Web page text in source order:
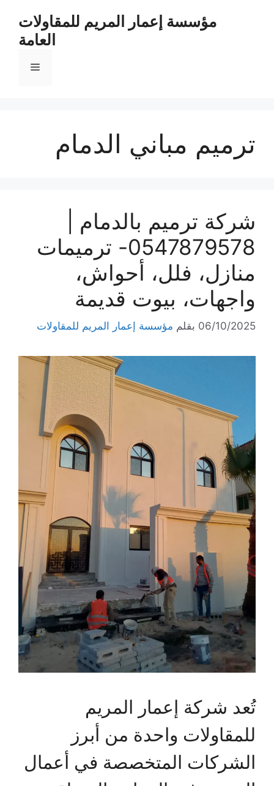
مؤسسة إعمار المريم للمقاولات
العامة
ترميم مباني الدمام
شركة ترميم بالدمام |
0547879578- ترميمات
منازل، فلل، أحواش،
واجهات، بيوت قديمة
06/10/2025 بقلم مؤسسة إعمار المريم للمقاولات
تُعد شركة إعمار المريم
للمقاولات واحدة من أبرز
الشركات المتخصصة في أعمال